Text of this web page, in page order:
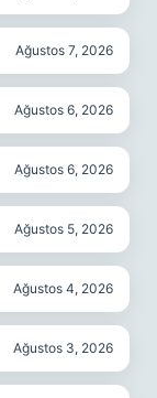
Ağustos 7, 2026
Ağustos 6, 2026
Ağustos 6, 2026
Ağustos 5, 2026
Ağustos 4, 2026
Ağustos 3, 2026